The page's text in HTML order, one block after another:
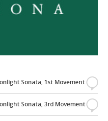
Sonata, 1st Movement
{
Sonata, 3rd Movement
{